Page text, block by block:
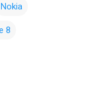
Nokia
8